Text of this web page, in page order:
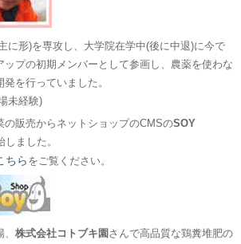
に形)を専攻し、大学院在学中(後に中退)に今で
ップの初期メンバーとして参画し、農薬を使わな
を行っていました。
未経験)
の販売からネットショップのCMSのSOY
ました。
ちら をご覧ください。
株式会社コトブキ園 さんで高品質な鶏糞堆肥の